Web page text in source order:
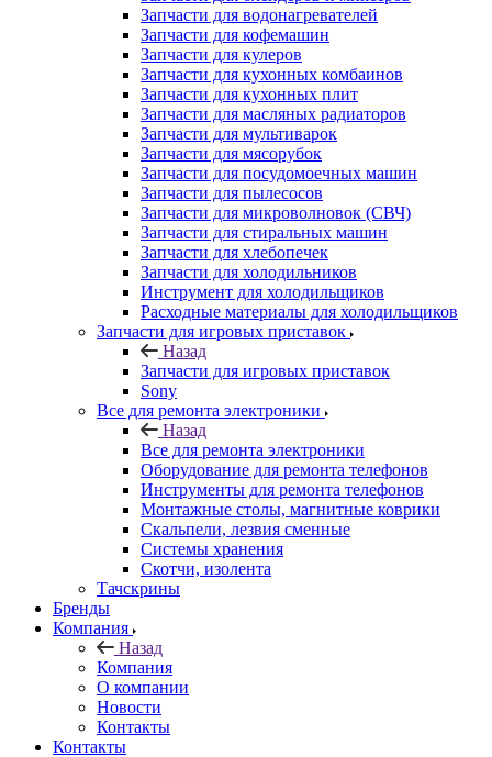
Запчасти для водонагревателей
Запчасти для кофемашин
Запчасти для кулеров
Запчасти для кухонных комбаинов
Запчасти для кухонных плит
Запчасти для масляных радиаторов
Запчасти для мультиварок
Запчасти для мясорубок
Запчасти для посудомоечных машин
Запчасти для пылесосов
Запчасти для микроволновок (СВЧ)
Запчасти для стиральных машин
Запчасти для хлебопечек
Запчасти для холодильников
Инструмент для холодильщиков
Расходные материалы для холодильщиков
Запчасти для игровых приставок
Назад
Запчасти для игровых приставок
Sony
Все для ремонта электроники
Назад
Все для ремонта электроники
Оборудование для ремонта телефонов
Инструменты для ремонта телефонов
Монтажные столы, магнитные коврики
Скальпели, лезвия сменные
Системы хранения
Скотчи, изолента
Тачскрины
Бренды
Компания
Назад
Компания
О компании
Новости
Контакты
Контакты